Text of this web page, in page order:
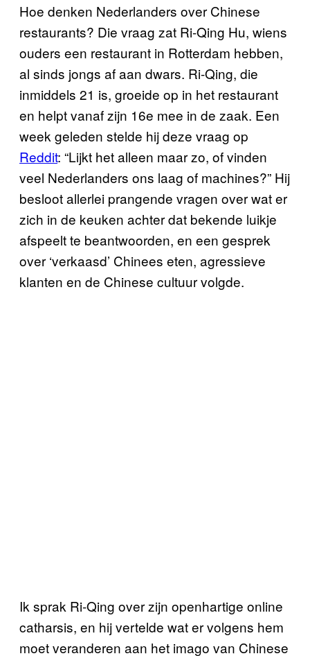
Hoe denken Nederlanders over Chinese
restaurants? Die vraag zat Ri-Qing Hu, wiens
ouders een restaurant in Rotterdam hebben,
al sinds jongs af aan dwars. Ri-Qing, die
inmiddels 21 is, groeide op in het restaurant
en helpt vanaf zijn 16e mee in de zaak. Een
week geleden stelde hij deze vraag op
Reddit: “Lijkt het alleen maar zo, of vinden
veel Nederlanders ons laag of machines?” Hij
besloot allerlei prangende vragen over wat er
zich in de keuken achter dat bekende luikje
afspeelt te beantwoorden, en een gesprek
over ‘verkaasd’ Chinees eten, agressieve
klanten en de Chinese cultuur volgde.
Ik sprak Ri-Qing over zijn openhartige online
catharsis, en hij vertelde wat er volgens hem
moet veranderen aan het imago van Chinese